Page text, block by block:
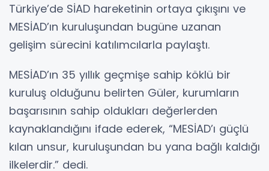
Türkiye’de SİAD hareketinin ortaya çıkışını ve
MESİAD’ın kuruluşundan bugüne uzanan
gelişim sürecini katılımcılarla paylaştı.
MESİAD’ın 35 yıllık geçmişe sahip köklü bir
kuruluş olduğunu belirten Güler, kurumların
başarısının sahip oldukları değerlerden
kaynaklandığını ifade ederek, “MESİAD’ı güçlü
kılan unsur, kuruluşundan bu yana bağlı kaldığı
ilkelerdir.” dedi.